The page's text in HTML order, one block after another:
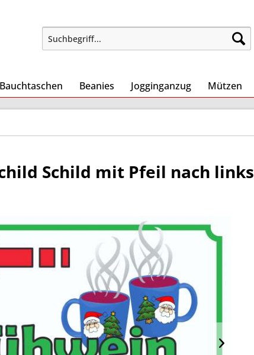
Bauchtaschen Beanies Jogginganzug Mützen
Schild mit Pfeil nach links